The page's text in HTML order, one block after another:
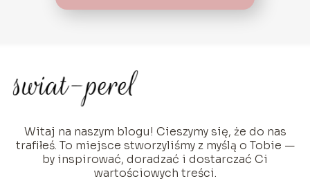
Witaj na naszym blogu! Cieszymy się, że do nas
trafiłeś. To miejsce stworzyliśmy z myślą o Tobie —
by inspirować, doradzać i dostarczać Ci
wartościowych treści.